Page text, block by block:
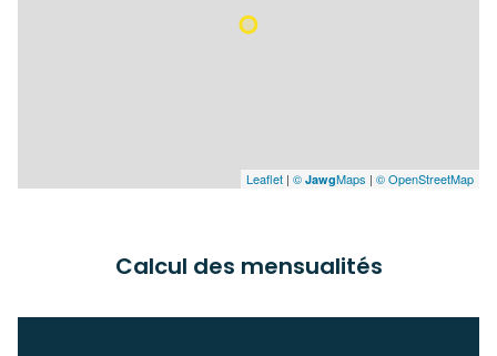
Leaflet | © JawgMaps | © OpenStreetMap
Calcul des mensualités